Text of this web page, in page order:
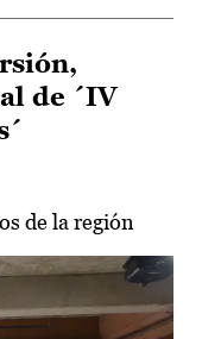
de ´IV
de la región